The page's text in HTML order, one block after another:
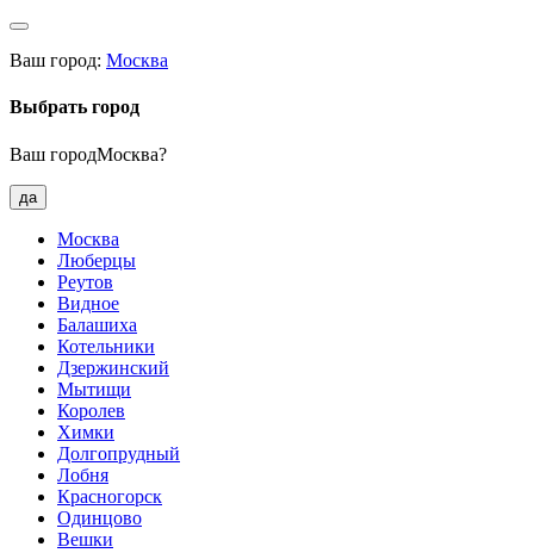
Ваш город: Москва
Выбрать город
Ваш городМосква?
да
Москва
Люберцы
Реутов
Видное
Балашиха
Котельники
Дзержинский
Мытищи
Королев
Химки
Долгопрудный
Лобня
Красногорск
Одинцово
Вешки